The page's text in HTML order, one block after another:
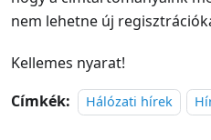
nem lehetne új
Kellemes nyarat!
Címkék:
Hálózati hírek